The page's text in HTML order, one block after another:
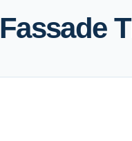
Fassade